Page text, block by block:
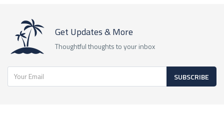
Get Updates & More
Thoughtful thoughts to your inbox
SUBSCRIBE